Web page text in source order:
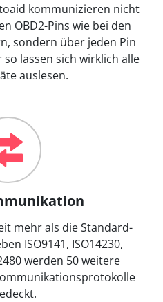
kommunizieren nicht
OBD2-Pins wie bei den
sondern über jeden Pin
so lassen sich wirklich alle
auslesen.
mehr als die Standard-
ISO9141, ISO14230,
werden 50 weitere